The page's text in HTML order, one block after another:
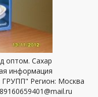
оптом. Сахар
информация
Регион: Москва